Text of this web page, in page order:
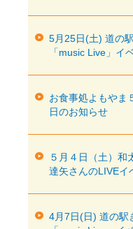
5月25日(土) 道の
「music Live」イ
お食事処よもやま
日のお知らせ
５月４日（土）和
達矢さんのLIVEイ
4月7日(日) 道の駅